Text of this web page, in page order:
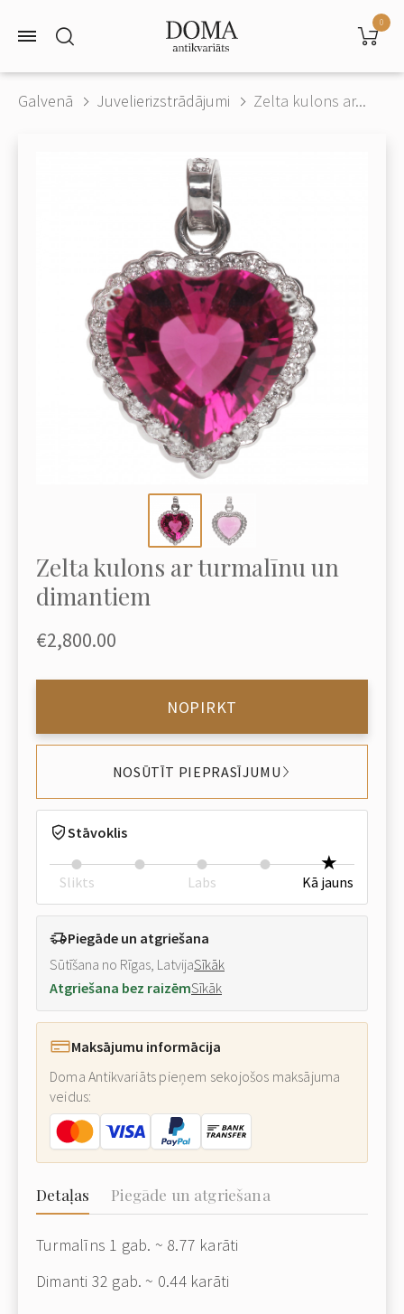
0
Galvenā Juvelierizstrādājumi Zelta kulons ar...
Zelta kulons ar turmalīnu un
dimantiem
€2,800.00
NOPIRKT
NOSŪTĪT PIEPRASĪJUMU
Stāvoklis
Slikts Labs Kā jauns
Piegāde un atgriešana
Sūtīšana no Rīgas, LatvijaSīkāk
Atgriešana bez raizēmSīkāk
Maksājumu informācija
Doma Antikvariāts pieņem sekojošos maksājuma
veidus:
Detaļas Piegāde un atgriešana
Turmalīns 1 gab. ~ 8.77 karāti
Dimanti 32 gab. ~ 0.44 karāti